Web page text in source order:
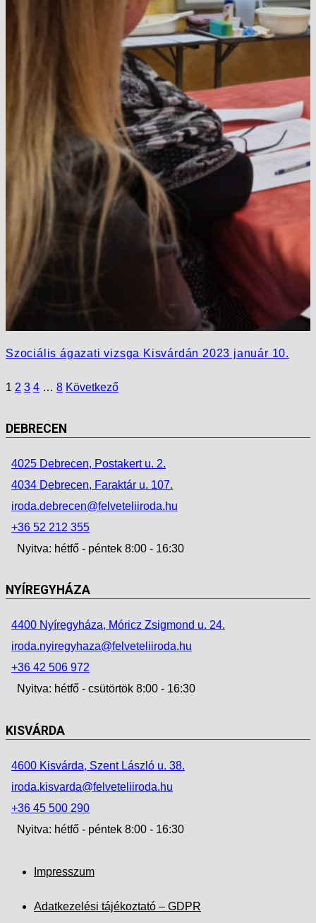
Szociális ágazati vizsga Kisvárdán 2023 január 10.
1 2 3 4 … 8 Következő
DEBRECEN
4025 Debrecen, Postakert u. 2.
4034 Debrecen, Faraktár u. 107.
iroda.debrecen@felveteliiroda.hu
+36 52 212 355
Nyitva: hétfő - péntek 8:00 - 16:30
NYÍREGYHÁZA
4400 Nyíregyháza, Móricz Zsigmond u. 24.
iroda.nyiregyhaza@felveteliiroda.hu
+36 42 506 972
Nyitva: hétfő - csütörtök 8:00 - 16:30
KISVÁRDA
4600 Kisvárda, Szent László u. 38.
iroda.kisvarda@felveteliiroda.hu
+36 45 500 290
Nyitva: hétfő - péntek 8:00 - 16:30
Impresszum
Adatkezelési tájékoztató – GDPR